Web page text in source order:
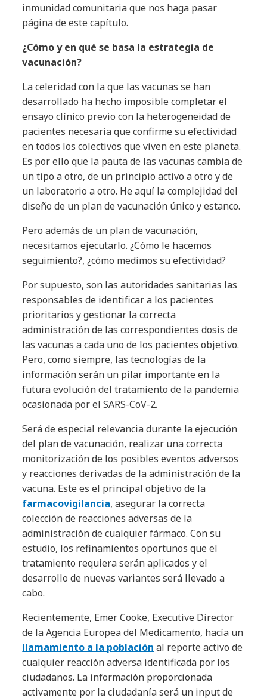
inmunidad comunitaria que nos haga pasar
página de este capítulo.
¿Cómo y en qué se basa la estrategia de
vacunación?
La celeridad con la que las vacunas se han
desarrollado ha hecho imposible completar el
ensayo clínico previo con la heterogeneidad de
pacientes necesaria que confirme su efectividad
en todos los colectivos que viven en este planeta.
Es por ello que la pauta de las vacunas cambia de
un tipo a otro, de un principio activo a otro y de
un laboratorio a otro. He aquí la complejidad del
diseño de un plan de vacunación único y estanco.
Pero además de un plan de vacunación,
necesitamos ejecutarlo. ¿Cómo le hacemos
seguimiento?, ¿cómo medimos su efectividad?
Por supuesto, son las autoridades sanitarias las
responsables de identificar a los pacientes
prioritarios y gestionar la correcta
administración de las correspondientes dosis de
las vacunas a cada uno de los pacientes objetivo.
Pero, como siempre, las tecnologías de la
información serán un pilar importante en la
futura evolución del tratamiento de la pandemia
ocasionada por el SARS-CoV-2.
Será de especial relevancia durante la ejecución
del plan de vacunación, realizar una correcta
monitorización de los posibles eventos adversos
y reacciones derivadas de la administración de la
vacuna. Este es el principal objetivo de la
farmacovigilancia, asegurar la correcta
colección de reacciones adversas de la
administración de cualquier fármaco. Con su
estudio, los refinamientos oportunos que el
tratamiento requiera serán aplicados y el
desarrollo de nuevas variantes será llevado a
cabo.
Recientemente, Emer Cooke, Executive Director
de la Agencia Europea del Medicamento, hacía un
llamamiento a la población al reporte activo de
cualquier reacción adversa identificada por los
ciudadanos. La información proporcionada
activamente por la ciudadanía será un input de